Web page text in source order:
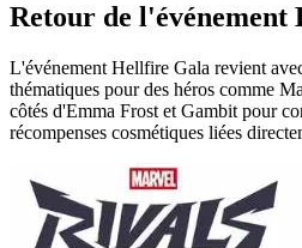
Retour de
L'événement Hellfire Gala revient
thématiques pour des héros comme
côtés d'Emma Frost et Gambit pour
récompenses cosmétiques liées